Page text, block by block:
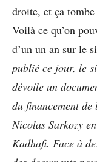
droite, et ça tombe
Voilà ce qu’on
d’un un an sur le
publié ce jour, le
dévoile un
du financement
Nicolas Sarkozy
Kadhafi. Face à